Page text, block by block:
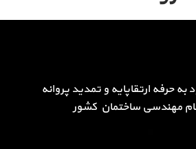
حرفه ارتقاپایه و تمدید پروانه
مهندسی ساختمان کشور